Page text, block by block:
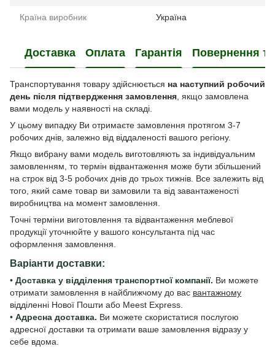
Країна виробник Україна
Доставка Оплата Гарантія Повернення
Транспортування товару здійснюється на наступний робочий
день після підтвердження замовлення , якщо замовлена
вами модель у наявності на складі.
У цьому випадку Ви отримаєте замовлення протягом 3-7
робочих днів, залежно від віддаленості вашого регіону.
Якщо вибрану вами модель виготовляють за індивідуальним
замовленням, то термін відвантаження може бути збільшений
на строк від 3-5 робочих днів до трьох тижнів. Все залежить від
того, який саме товар ви замовили та від завантаженості
виробництва на момент замовлення.
Точні терміни виготовлення та відвантаження меблевої
продукції уточнюйте у вашого консультанта під час
оформлення замовлення.
Варіанти доставки:
• Доставка у відділення транспортної компанії. Ви можете
отримати замовлення в найближчому до вас вантажному
відділенні Нової Пошти або Meest Express.
• Адресна доставка. Ви можете скористатися послугою
адресної доставки та отримати ваше замовлення відразу у
себе вдома.